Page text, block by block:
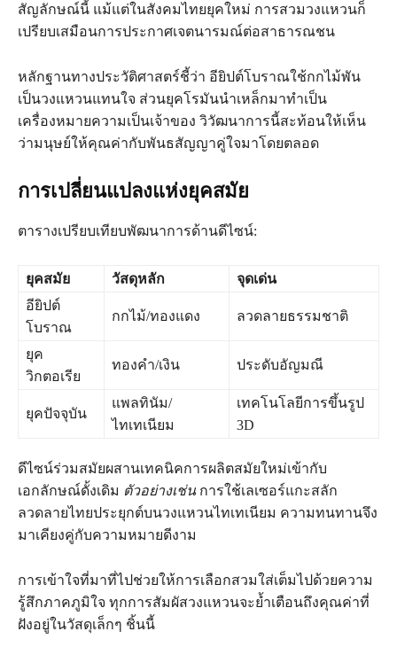
สัญลักษณ์นี้ แม้แต่ในสังคมไทยยุคใหม่ การสวมวงแหวนก็
เปรียบเสมือนการประกาศเจตนารมณ์ต่อสาธารณชน
หลักฐานทางประวัติศาสตร์ชี้ว่า อียิปต์โบราณใช้กกไม้พัน
เป็นวงแหวนแทนใจ ส่วนยุคโรมันนำเหล็กมาทำเป็น
เครื่องหมายความเป็นเจ้าของ วิวัฒนาการนี้สะท้อนให้เห็น
ว่ามนุษย์ให้คุณค่ากับพันธสัญญาคู่ใจมาโดยตลอด
การเปลี่ยนแปลงแห่งยุคสมัย
ตารางเปรียบเทียบพัฒนาการด้านดีไซน์:
ยุคสมัย วัสดุหลัก
จุดเด่น
อียิปต์
โบราณ
กกไม้/ทองแดง ลวดลายธรรมชาติ
ยุค
วิกตอเรีย
ทองคำ/เงิน ประดับอัญมณี
ยุคปัจจุบัน
แพลทินัม/
ไทเทเนียม
เทคโนโลยีการขึ้นรูป
3D
ดีไซน์ร่วมสมัยผสานเทคนิคการผลิตสมัยใหม่เข้ากับ
เอกลักษณ์ดั้งเดิม ตัวอย่างเช่น การใช้เลเซอร์แกะสลัก
ลวดลายไทยประยุกต์บนวงแหวนไทเทเนียม ความทนทานจึง
มาเคียงคู่กับความหมายดีงาม
การเข้าใจที่มาที่ไปช่วยให้การเลือกสวมใส่เต็มไปด้วยความ
รู้สึกภาคภูมิใจ ทุกการสัมผัสวงแหวนจะย้ำเตือนถึงคุณค่าที่
ฝังอยู่ในวัสดุเล็กๆ ชิ้นนี้